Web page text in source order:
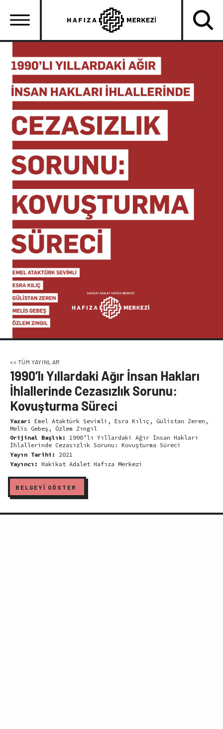
atla
gezinti
menüsü
<< TÜM YAYINLAR
1990’lı Yıllardaki Ağır İnsan Hakları
İhlallerinde Cezasızlık Sorunu:
Kovuşturma Süreci
Yazar:
Emel Ataktürk Sevimli, Esra Kılıç, Gülistan Zeren,
Melis Gebeş, Özlem Zıngıl
Orijinal Başlık: 1990’lı Yıllardaki Ağır İnsan Hakları
İhlallerinde Cezasızlık Sorunu: Kovuşturma Süreci
Yayın Tarihi:
2021
Yayıncı:
Hakikat Adalet Hafıza Merkezi
BELGEYİ GÖSTER